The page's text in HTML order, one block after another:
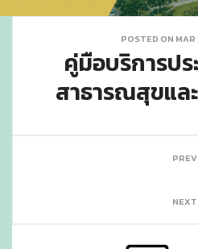
POSTED ON MAR
คู่มือบริการป
สาธารณสุขแล
PREV
NEXT